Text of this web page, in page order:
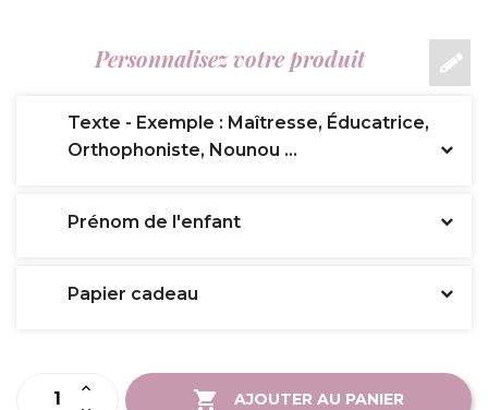
Personnalisez votre produit
Texte - Exemple : Maîtresse, Éducatrice,
Orthophoniste, Nounou ...
Prénom de l'enfant
Papier cadeau
AJOUTER AU PANIER